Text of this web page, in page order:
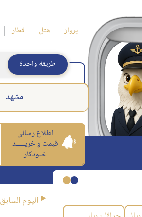
پرواز هتل قطار
طريقة واحدة
مشهد
اطلاع رسانی
قیمت و خریــــــد
خــودکار
اليوم السابق